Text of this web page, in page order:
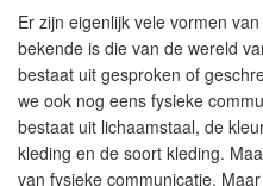
Er zijn eigenlijk vele vormen
bekende is die van de wereld
bestaat uit gesproken of
we ook nog eens fysieke
bestaat uit lichaamstaal, de
kleding en de soort kleding.
van fysieke communicatie.